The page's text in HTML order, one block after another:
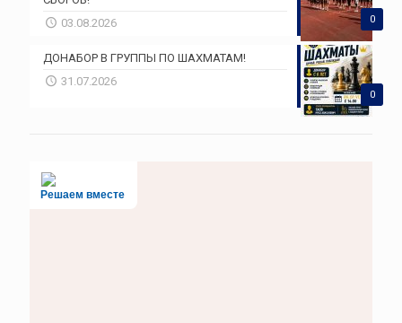
0
03.08.2026
0
ДОНАБОР В ГРУППЫ ПО ШАХМАТАМ!
31.07.2026
Решаем вместе